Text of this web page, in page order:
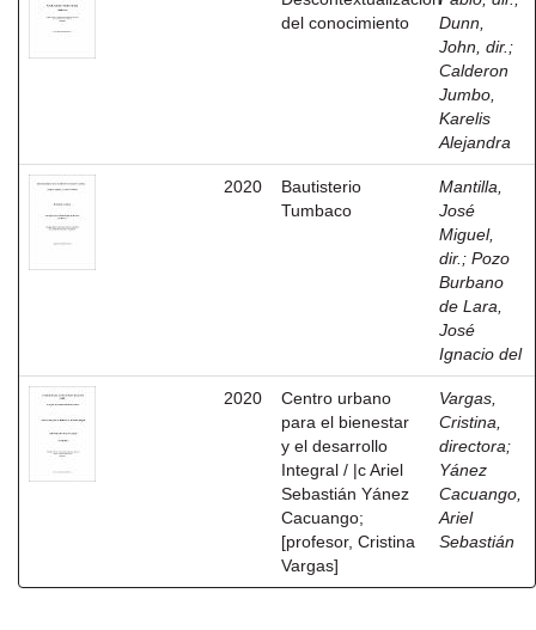
del conocimiento
Dunn,
John, dir. ;
Calderon
Jumbo,
Karelis
Alejandra
2020
Bautisterio
Tumbaco
Mantilla,
José
Miguel,
dir. ; Pozo
Burbano
de Lara,
José
Ignacio del
2020
Centro urbano
para el bienestar
y el desarrollo
Integral / |c Ariel
Sebastián Yánez
Cacuango;
[profesor, Cristina
Vargas]
Vargas,
Cristina,
directora;
Yánez
Cacuango,
Ariel
Sebastián